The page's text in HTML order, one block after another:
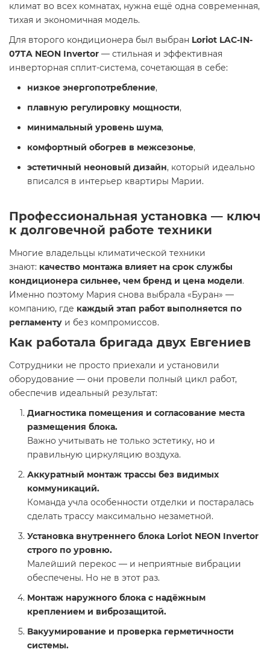
климат во всех комнатах, нужна ещё одна современная,
тихая и экономичная модель.
Для второго кондиционера был выбран Loriot LAC-IN-
07TA NEON Invertor — стильная и эффективная
инверторная сплит-система, сочетающая в себе:
низкое энергопотребление,
плавную регулировку мощности,
минимальный уровень шума,
комфортный обогрев в межсезонье,
эстетичный неоновый дизайн, который идеально
вписался в интерьер квартиры Марии.
Профессиональная установка — ключ
к долговечной работе техники
Многие владельцы климатической техники
знают: качество монтажа влияет на срок службы
кондиционера сильнее, чем бренд и цена модели.
Именно поэтому Мария снова выбрала «Буран» —
компанию, где каждый этап работ выполняется по
регламенту и без компромиссов.
Как работала бригада двух Евгениев
Сотрудники не просто приехали и установили
оборудование — они провели полный цикл работ,
обеспечив идеальный результат:
Диагностика помещения и согласование места
размещения блока.
Важно учитывать не только эстетику, но и
правильную циркуляцию воздуха.
Аккуратный монтаж трассы без видимых
коммуникаций.
Команда учла особенности отделки и постаралась
сделать трассу максимально незаметной.
Установка внутреннего блока Loriot NEON Invertor
строго по уровню.
Малейший перекос — и неприятные вибрации
обеспечены. Но не в этот раз.
Монтаж наружного блока с надёжным
креплением и виброзащитой.
Вакуумирование и проверка герметичности
системы.